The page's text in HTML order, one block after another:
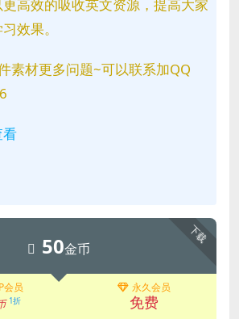
高效的吸收英文资源，提高大家
效果。
素材更多问题~可以联系加QQ
看
下载
50金币
会员
1折
永久会员
免费